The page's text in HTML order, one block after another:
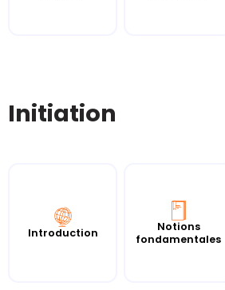
Initiation
Introduction
Notions
fondamentales